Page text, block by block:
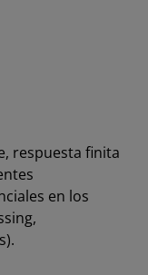
respuesta finita
en los